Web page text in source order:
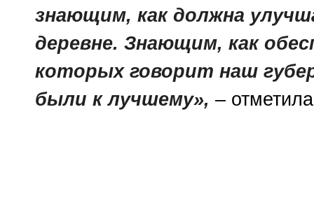
знающим, как должна
деревне. Знающим, как
которых говорит наш
были к лучшему», –